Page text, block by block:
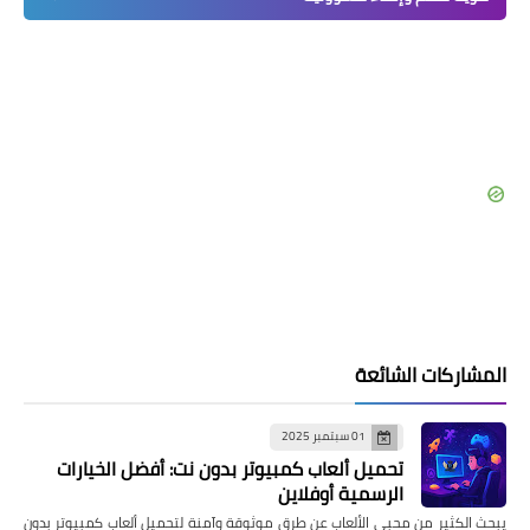
المشاركات الشائعة
01 سبتمبر 2025
تحميل ألعاب كمبيوتر بدون نت: أفضل الخيارات
الرسمية أوفلاين
يبحث الكثير من محبي الألعاب عن طرق موثوقة وآمنة لتحميل ألعاب كمبيوتر بدون